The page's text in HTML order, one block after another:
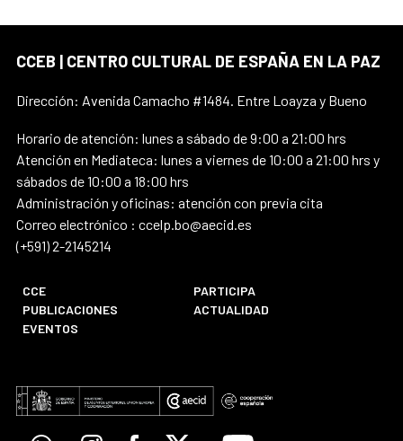
CCEB | CENTRO CULTURAL DE ESPAÑA EN LA PAZ
Dirección: Avenida Camacho #1484. Entre Loayza y Bueno
Horario de atención: lunes a sábado de 9:00 a 21:00 hrs
Atención en Mediateca: lunes a viernes de 10:00 a 21:00 hrs y
sábados de 10:00 a 18:00 hrs
Administración y oficinas: atención con previa cita
Correo electrónico : ccelp.bo@aecid.es
(+591) 2-2145214
CCE
PARTICIPA
PUBLICACIONES
ACTUALIDAD
EVENTOS